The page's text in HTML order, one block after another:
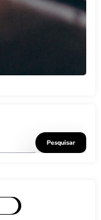
Pesquisar